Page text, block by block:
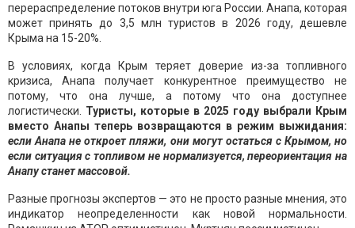
перераспределение потоков внутри юга России. Анапа, которая
может принять до 3,5 млн туристов в 2026 году, дешевле
Крыма на 15-20%.
В условиях, когда Крым теряет доверие из-за топливного
кризиса, Анапа получает конкурентное преимущество не
потому, что она лучше, а потому что она доступнее
логистически. Туристы, которые в 2025 году выбрали Крым
вместо Анапы теперь возвращаются в режим выжидания:
если Анапа не откроет пляжи, они могут остаться с Крымом, но
если ситуация с топливом не нормализуется, переориентация на
Анапу станет массовой.
Разные прогнозы экспертов — это не просто разные мнения, это
индикатор неопределенности как новой нормальности.